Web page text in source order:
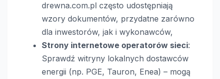
drewna.com.pl często udostępniają
wzory dokumentów, przydatne zarówno
dla inwestorów, jak i wykonawców,
Strony internetowe operatorów sieci:
Sprawdź witryny lokalnych dostawców
energii (np. PGE, Tauron, Enea) – mogą